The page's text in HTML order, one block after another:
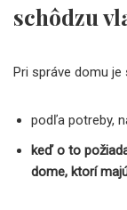
schôdzu
Pri správe domu
podľa potreby,
keď o to
dome, ktorí